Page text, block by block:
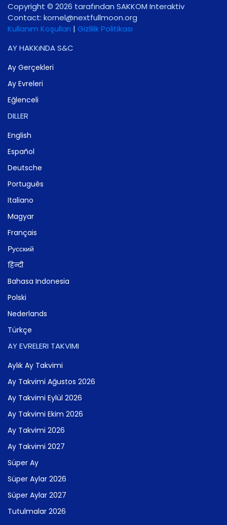
Copyright © 2026 tarafından SAKKOM Interaktiv
Contact: gro.noomlluftxen@lenrok
Kullanım Koşulları | Gizlilik Politikası
AY HAKKıNDA S&C
Ay Gerçekleri
Ay Evreleri
Eğlenceli
DILLER
English
Español
Deutsche
Português
Italiano
Magyar
Français
Русский
हिन्दी
Bahasa Indonesia
Polski
Nederlands
Türkçe
AY EVRELERI TAKVIMI
Aylık Ay Takvimi
Ay Takvimi Ağustos 2026
Ay Takvimi Eylül 2026
Ay Takvimi Ekim 2026
Ay Takvimi 2026
Ay Takvimi 2027
Süper Ay
Süper Aylar 2026
Süper Aylar 2027
Tutulmalar 2026